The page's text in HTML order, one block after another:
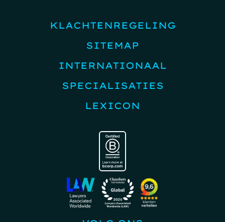
KLACHTENREGELING
SITEMAP
INTERNATIONAAL
SPECIALISATIES
LEXICON